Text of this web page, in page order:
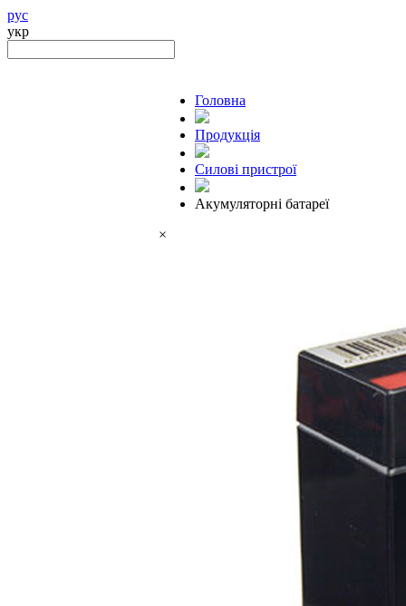
рус
укр
Головна
Продукцiя
Силові пристрої
Акумуляторні батареї
×